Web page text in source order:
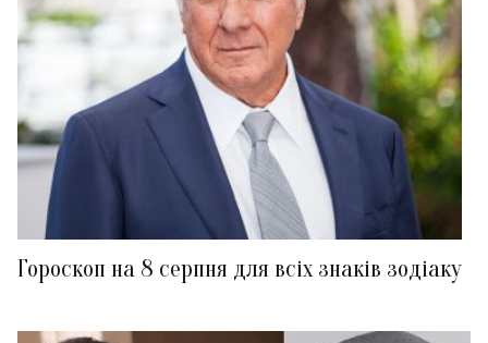
Гороскоп на 8 серпня для всіх знаків зодіаку